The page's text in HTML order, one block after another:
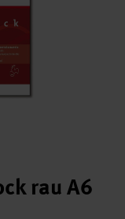
rau A6